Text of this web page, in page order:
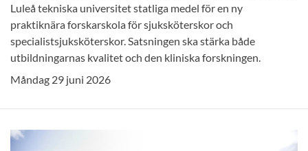
Luleå tekniska universitet statliga medel för en ny
praktiknära forskarskola för sjuksköterskor och
specialistsjuksköterskor. Satsningen ska stärka både
utbildningarnas kvalitet och den kliniska forskningen.
Måndag 29 juni 2026